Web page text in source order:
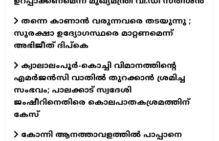
തന്നെ കാണാൻ വരുന്നവരെ തടയുന്നു ;
സുരക്ഷാ ഉദ‍്യോഗസ്ഥരെ മാറ്റണമെന്ന്
അഭിജീത് ദിപ്കെ
ക്വാലാലംപൂർ-കൊച്ചി വിമാനത്തിൻ്റെ
എമര്‍ജന്‍സി വാതില്‍ തുറക്കാന്‍ ശ്രമിച്ച
സംഭവം; പാലക്കാട് സ്വദേശി
ജംഷീറിനെതിരെ കൊലപാതകശ്രമത്തിന്
കേസ്
കോന്നി ആനത്താവളത്തില്‍ പാപ്പാനെ